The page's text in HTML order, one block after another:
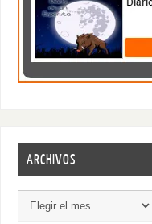
ARCHIVOS